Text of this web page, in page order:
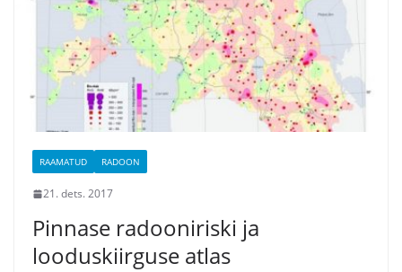
RAAMATUD RADOON
21. dets. 2017
Pinnase radooniriski ja
looduskiirguse atlas